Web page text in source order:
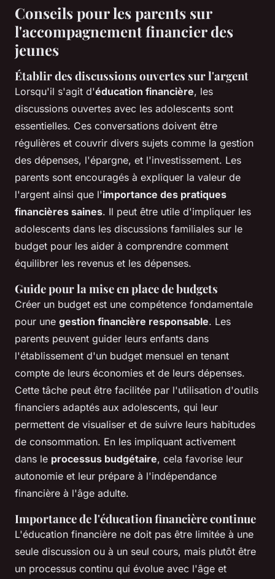
Conseils pour les parents sur
l'accompagnement financier des
jeunes
Établir des discussions ouvertes sur l'argent
Lorsqu'il s'agit d'éducation financière, les
discussions ouvertes avec les adolescents sont
essentielles. Ces conversations doivent être
régulières et couvrir divers sujets comme la gestion
des dépenses, l'épargne, et l'investissement. Les
parents sont encouragés à expliquer la valeur de
l'argent ainsi que l'importance des pratiques
financières saines. Il peut être utile d'impliquer les
adolescents dans les discussions familiales sur le
budget pour les aider à comprendre comment
équilibrer les revenus et les dépenses.
Guide pour la mise en place de budgets
Créer un budget est une compétence fondamentale
pour une gestion financière responsable. Les
parents peuvent guider leurs enfants dans
l'établissement d'un budget mensuel en tenant
compte de leurs économies et de leurs dépenses.
Cette tâche peut être facilitée par l'utilisation d'outils
financiers adaptés aux adolescents, qui leur
permettent de visualiser et de suivre leurs habitudes
de consommation. En les impliquant activement
dans le processus budgétaire, cela favorise leur
autonomie et leur prépare à l'indépendance
financière à l'âge adulte.
Importance de l'éducation financière continue
L'éducation financière ne doit pas être limitée à une
seule discussion ou à un seul cours, mais plutôt être
un processus continu qui évolue avec l'âge et